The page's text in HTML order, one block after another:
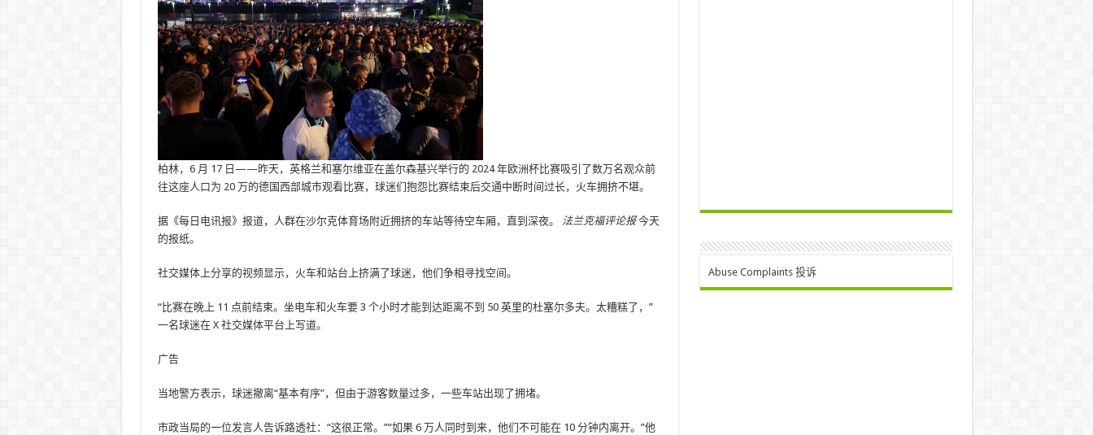
柏林，6 月 17 日——昨天，英格兰和塞尔维亚在盖尔森基兴举行的 2024 年欧洲杯比赛吸引了数万名观众前
往这座人口为 20 万的德国西部城市观看比赛，球迷们抱怨比赛结束后交通中断时间过长，火车拥挤不堪。
据《每日电讯报》报道，人群在沙尔克体育场附近拥挤的车站等待空车厢，直到深夜。 法兰克福评论报今天
的报纸。
社交媒体上分享的视频显示，火车和站台上挤满了球迷，他们争相寻找空间。
“比赛在晚上 11 点前结束。坐电车和火车要 3 个小时才能到达距离不到 50 英里的杜塞尔多夫。太糟糕了，”
一名球迷在 X 社交媒体平台上写道。
广告
当地警方表示，球迷撤离“基本有序”，但由于游客数量过多，一些车站出现了拥堵。
市政当局的一位发言人告诉路透社：“这很正常。”“如果 6 万人同时到来，他们不可能在 10 分钟内离开。”他
Abuse Complaints 投诉